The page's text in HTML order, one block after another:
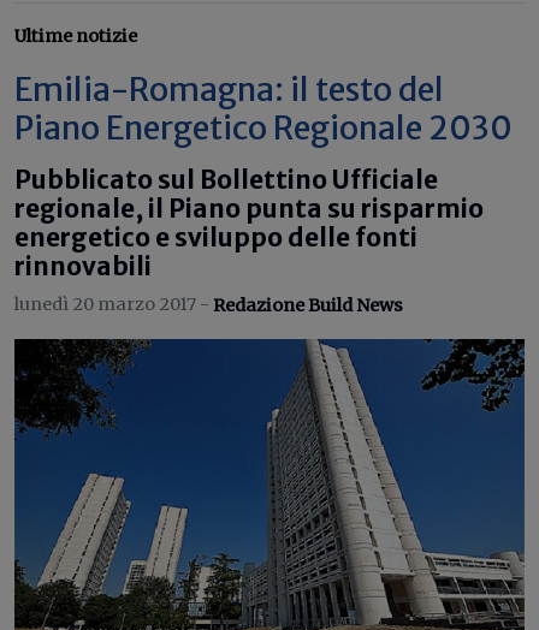
Ultime notizie
Emilia-Romagna: il testo del
Piano Energetico Regionale 2030
Pubblicato sul Bollettino Ufficiale
regionale, il Piano punta su risparmio
energetico e sviluppo delle fonti
rinnovabili
lunedì 20 marzo 2017 - Redazione Build News